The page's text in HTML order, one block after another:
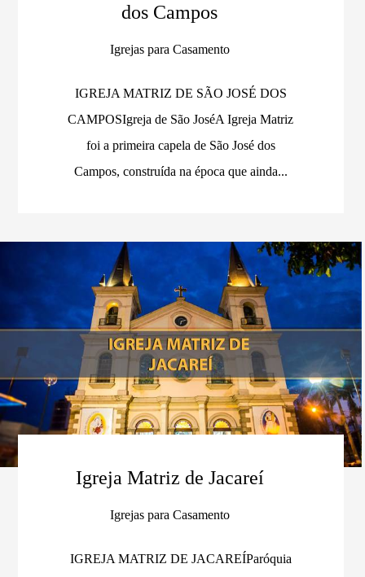
dos Campos
Igrejas para Casamento
IGREJA MATRIZ DE SÃO JOSÉ DOS
CAMPOSIgreja de São JoséA Igreja Matriz
foi a primeira capela de São José dos
Campos, construída na época que ainda...
Igreja Matriz de Jacareí
Igrejas para Casamento
IGREJA MATRIZ DE JACAREÍParóquia